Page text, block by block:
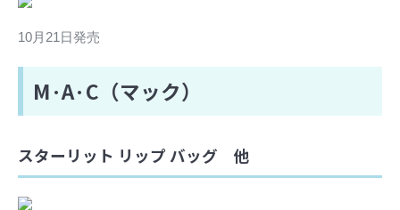
10月21日発売
M·A·C（マック）
スターリット リップ バッグ 他